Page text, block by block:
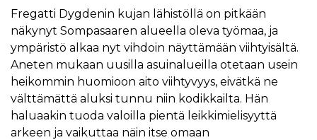
Fregatti Dygdenin kujan lähistöllä on pitkään
näkynyt Sompasaaren alueella oleva työmaa, ja
ympäristö alkaa nyt vihdoin näyttämään viihtyisältä.
Aneten mukaan uusilla asuinalueilla otetaan usein
heikommin huomioon aito viihtyvyys, eivätkä ne
välttämättä aluksi tunnu niin kodikkailta. Hän
haluaakin tuoda valoilla pientä leikkimielisyyttä
arkeen ja vaikuttaa näin itse omaan